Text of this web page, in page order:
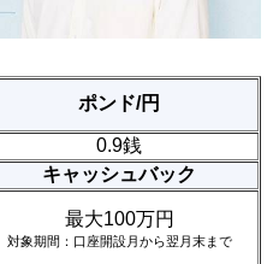
ポンド/円
0.9銭
キャッシュバック
最大100万円
対象期間：口座開設月から翌月末まで